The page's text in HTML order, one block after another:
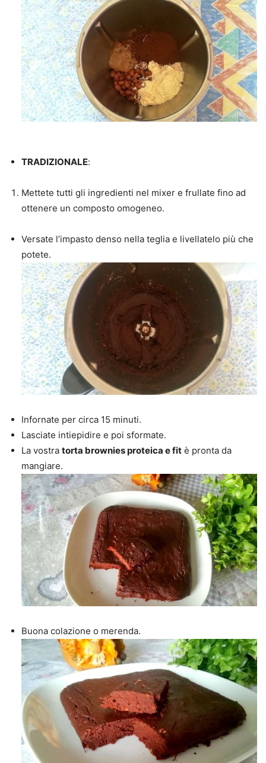
TRADIZIONALE:
Mettete tutti gli ingredienti nel mixer e frullate fino ad
ottenere un composto omogeneo.
Versate l’impasto denso nella teglia e livellatelo più che
potete.
Infornate per circa 15 minuti.
Lasciate intiepidire e poi sformate.
La vostra torta brownies proteica e fit è pronta da
mangiare.
Buona colazione o merenda.